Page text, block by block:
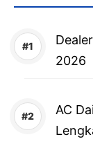
2026
AC